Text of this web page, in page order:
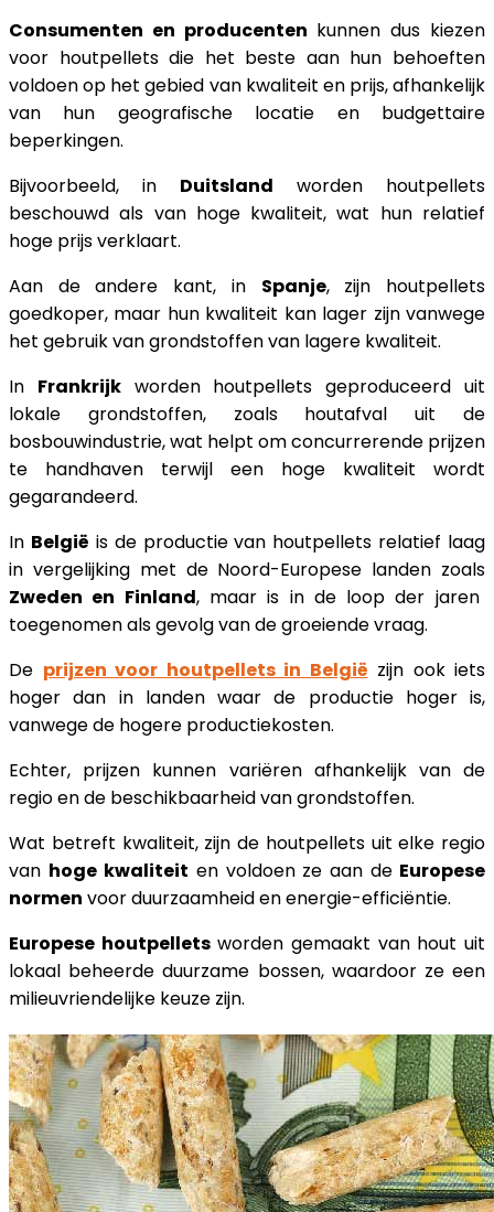
Consumenten en producenten kunnen dus kiezen
voor houtpellets die het beste aan hun behoeften
voldoen op het gebied van kwaliteit en prijs, afhankelijk
van hun geografische locatie en budgettaire
beperkingen.
Bijvoorbeeld, in Duitsland worden houtpellets
beschouwd als van hoge kwaliteit, wat hun relatief
hoge prijs verklaart.
Aan de andere kant, in Spanje, zijn houtpellets
goedkoper, maar hun kwaliteit kan lager zijn vanwege
het gebruik van grondstoffen van lagere kwaliteit.
In Frankrijkworden houtpellets geproduceerd uit
lokale grondstoffen, zoals houtafval uit de
bosbouwindustrie, wat helpt om concurrerende prijzen
te handhaven terwijl een hoge kwaliteit wordt
gegarandeerd.
In België is de productie van houtpellets relatief laag
in vergelijking met de Noord-Europese landen zoals
Zweden en Finland, maar is in de loop der jaren
toegenomen als gevolg van de groeiende vraag.
De prijzen voor houtpellets in België zijn ook iets
hoger dan in landen waar de productie hoger is,
vanwege de hogere productiekosten.
Echter, prijzen kunnen variëren afhankelijk van de
regio en de beschikbaarheid van grondstoffen.
Wat betreft kwaliteit, zijn de houtpellets uit elke regio
van hoge kwaliteit en voldoen ze aan de Europese
normen voor duurzaamheid en energie-efficiëntie.
Europese houtpelletsworden gemaakt van hout uit
lokaal beheerde duurzame bossen, waardoor ze een
milieuvriendelijke keuze zijn.